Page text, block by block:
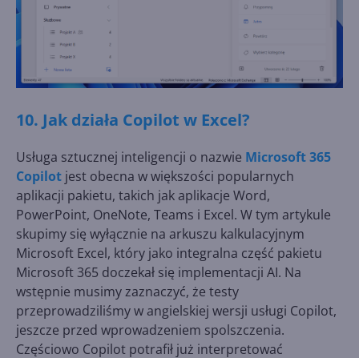
10. Jak działa Copilot w Excel?
Usługa sztucznej inteligencji o nazwie Microsoft 365
Copilot jest obecna w większości popularnych
aplikacji pakietu, takich jak aplikacje Word,
PowerPoint, OneNote, Teams i Excel. W tym artykule
skupimy się wyłącznie na arkuszu kalkulacyjnym
Microsoft Excel, który jako integralna część pakietu
Microsoft 365 doczekał się implementacji AI. Na
wstępnie musimy zaznaczyć, że testy
przeprowadziliśmy w angielskiej wersji usługi Copilot,
jeszcze przed wprowadzeniem spolszczenia.
Częściowo Copilot potrafił już interpretować